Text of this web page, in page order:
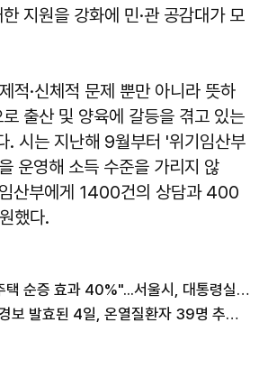
지원을 강화에 민·관 공감대가 모
적·신체적 문제 뿐만 아니라 뜻하
출산 및 양육에 갈등을 겪고 있는
. 시는 지난해 9월부터 '위기임산부
운영해 소득 수준을 가리지 않
산부에게 1400건의 상담과 400
했다.
"재건축·재개발, 주택 순증 효과 40%"...서울시, 대통령실에 정비사업 '백서' 전달
서울시 "폭염중대경보 발효된 4일, 온열질환자 39명 추가 발생"